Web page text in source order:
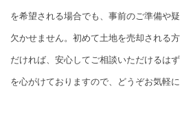
を希望される場合でも、事前のご準備や
欠かせません。初めて土地を売却される
だければ、安心してご相談いただけるは
を心がけておりますので、どうぞお気軽